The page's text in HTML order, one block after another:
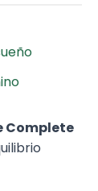
Complete